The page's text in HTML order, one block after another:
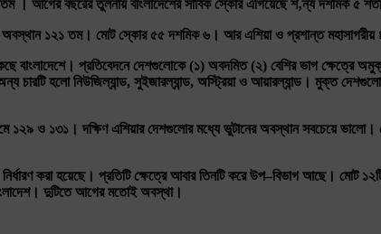
তম । আগের বছরের তুলনায় বাংলাদেশের সার্বিক স্কোর এগিয়েছে শ‚ন্য দশমিক ৫
অবস্থান ১২১ তম। মোট স্কোর ৫৫ দশমিক ৬। আর এশিয়া ও প্রশান্ত মহাসাগরীয়
বাংলাদেশে। প্রতিবেদনে দেশগুলোকে(১) অবদমিত(২) বেশির ভাগ ক্ষেত্রে
চারটি হলো নিউজিল্যান্ড, সুইজারল্যান্ড, অস্ট্রিয়া ও আয়ারল্যান্ড। মুক্ত
১২৯ ও ১৩১। দক্ষিণ এশিয়ার দেশগুলোর মধ্যে ভুটানের অবস্থান সবচেয়ে ভালো।
নির্ধারণ করা হয়েছে। প্রতিটি ক্ষেত্রে আবার তিনটি করে উপ–বিভাগ আছে। মোট
দুটিতে আগের মতোই অবস্থা।